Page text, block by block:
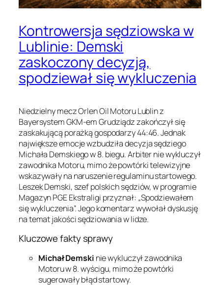
Kontrowersja sędziowska w
Lublinie: Demski
zaskoczony decyzją,
spodziewał się wykluczenia
Niedzielny mecz Orlen Oil Motoru Lublin z
Bayersystem GKM-em Grudziądz zakończył się
zaskakującą porażką gospodarzy 44:46. Jednak
największe emocje wzbudziła decyzja sędziego
Michała Demskiego w 8. biegu. Arbiter nie wykluczył
zawodnika Motoru, mimo że powtórki telewizyjne
wskazywały na naruszenie regulaminu startowego.
Leszek Demski, szef polskich sędziów, w programie
Magazyn PGE Ekstraligi przyznał: „Spodziewałem
się wykluczenia”. Jego komentarz wywołał dyskusję
na temat jakości sędziowania w lidze.
Kluczowe fakty sprawy
Michał Demski nie wykluczył zawodnika
Motoru w 8. wyścigu, mimo że powtórki
sugerowały błąd startowy.